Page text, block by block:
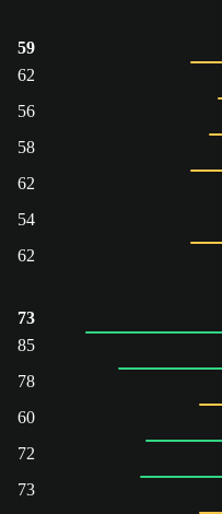
59
62
56
58
62
54
62
73
85
78
60
72
73